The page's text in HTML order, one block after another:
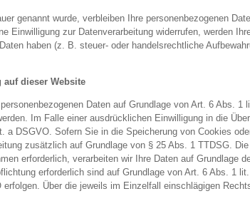
genannt wurde, verbleiben Ihre personenbezogenen
Einwilligung zur Datenverarbeitung widerrufen, werden
haben (z. B. steuer- oder handelsrechtliche
auf dieser Website
Daten auf Grundlage von Art. 6 Abs.
Im Falle einer ausdrücklichen Einwilligung in die
DSGVO. Sofern Sie in die Speicherung von Cookies
zusätzlich auf Grundlage von § 25 Abs. 1 TTDSG.
erforderlich, verarbeiten wir Ihre Daten auf Grundlage
erforderlich sind auf Grundlage von Art. 6 Abs. 1
Über die jeweils im Einzelfall einschlägigen